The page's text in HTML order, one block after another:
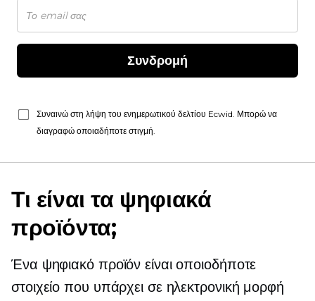
Συνδρομή
Συναινώ στη λήψη του ενημερωτικού δελτίου Ecwid. Μπορώ να
διαγραφώ οποιαδήποτε στιγμή.
Τι είναι τα ψηφιακά
προϊόντα;
Ένα ψηφιακό προϊόν είναι οποιοδήποτε
στοιχείο που υπάρχει σε ηλεκτρονική μορφή